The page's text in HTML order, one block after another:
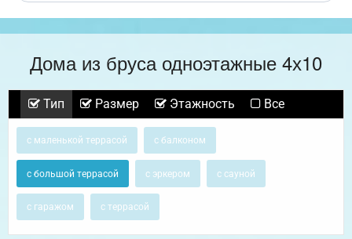
Дома из бруса одноэтажные 4х10
Тип Размер Этажность Все
с маленькой террасой с балконом
с большой террасой с эркером с сауной
с гаражом с террасой